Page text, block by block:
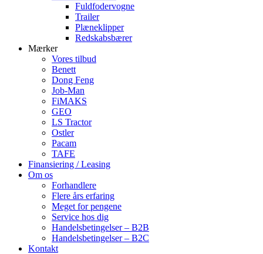
Fuldfodervogne
Trailer
Plæneklipper
Redskabsbærer
Mærker
Vores tilbud
Benett
Dong Feng
Job-Man
FiMAKS
GEO
LS Tractor
Ostler
Pacam
TAFE
Finansiering / Leasing
Om os
Forhandlere
Flere års erfaring
Meget for pengene
Service hos dig
Handelsbetingelser – B2B
Handelsbetingelser – B2C
Kontakt